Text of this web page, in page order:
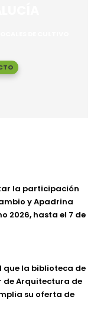
la participación
y Apadrina
2026, hasta el 7 de
que la biblioteca de
de Arquitectura de
su oferta de